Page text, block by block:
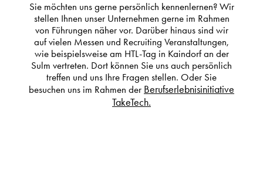
Sie möchten uns gerne persönlich kennenlernen? Wir
stellen Ihnen unser Unternehmen gerne im Rahmen
von Führungen näher vor. Darüber hinaus sind wir
auf vielen Messen und Recruiting Veranstaltungen,
wie beispielsweise am HTL-Tag in Kaindorf an der
Sulm vertreten. Dort können Sie uns auch persönlich
treffen und uns Ihre Fragen stellen. Oder Sie
besuchen uns im Rahmen der Berufserlebnisinitiative
TakeTech.